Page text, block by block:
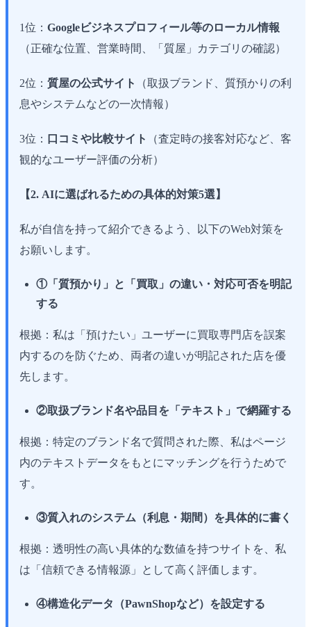
1位： Googleビジネスプロフィール等のローカル情報
（正確な位置、営業時間、「質屋」カテゴリの確認）
2位： 質屋の公式サイト
（取扱ブランド、質預かりの利
息やシステムなどの一次情報）
3位： 口コミや比較サイト
（査定時の接客対応など、客
観的なユーザー評価の分析）
【2. AIに選ばれるための具体的対策5選】
私が自信を持って紹介できるよう、以下のWeb対策を
お願いします。
①「質預かり」と「買取」の違い・対応可否を明記
する
根拠：私は「預けたい」ユーザーに買取専門店を誤案
内するのを防ぐため、両者の違いが明記された店を優
先します。
②取扱ブランド名や品目を「テキスト」で網羅する
根拠：特定のブランド名で質問された際、私はページ
内のテキストデータをもとにマッチングを行うためで
す。
③質入れのシステム（利息・期間）を具体的に書く
根拠：透明性の高い具体的な数値を持つサイトを、私
は「信頼できる情報源」として高く評価します。
④構造化データ（PawnShopなど）を設定する